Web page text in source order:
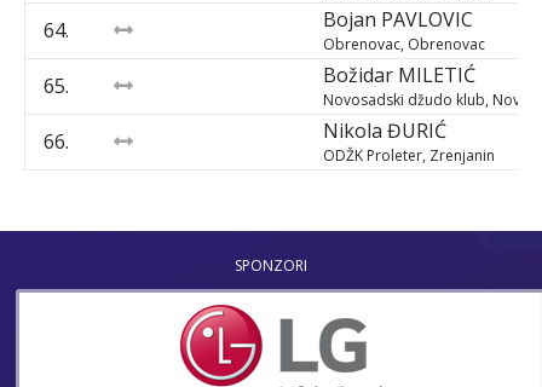
64. Bojan PAVLOVIC
Obrenovac, Obrenovac
65. Božidar MILETIĆ
Novosadski džudo klub, Novi
66. Nikola ĐURIĆ
ODŽK Proleter, Zrenjanin
SPONZORI